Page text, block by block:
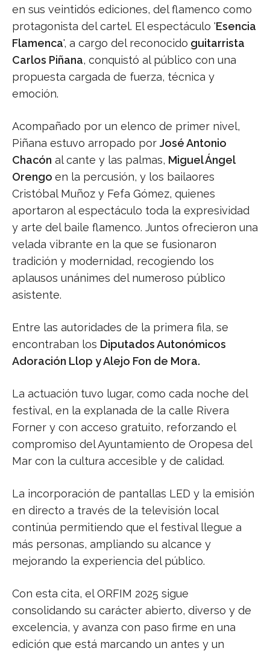
en sus veintidós ediciones, del flamenco como
protagonista del cartel. El espectáculo 'Esencia
Flamenca', a cargo del reconocido guitarrista
Carlos Piñana, conquistó al público con una
propuesta cargada de fuerza, técnica y
emoción.
Acompañado por un elenco de primer nivel,
Piñana estuvo arropado por José Antonio
Chacón al cante y las palmas, Miguel Ángel
Orengo en la percusión, y los bailaores
Cristóbal Muñoz y Fefa Gómez, quienes
aportaron al espectáculo toda la expresividad
y arte del baile flamenco. Juntos ofrecieron una
velada vibrante en la que se fusionaron
tradición y modernidad, recogiendo los
aplausos unánimes del numeroso público
asistente.
Entre las autoridades de la primera fila, se
encontraban los Diputados Autonómicos
Adoración Llop y Alejo Fon de Mora.
La actuación tuvo lugar, como cada noche del
festival, en la explanada de la calle Rivera
Forner y con acceso gratuito, reforzando el
compromiso del Ayuntamiento de Oropesa del
Mar con la cultura accesible y de calidad.
La incorporación de pantallas LED y la emisión
en directo a través de la televisión local
continúa permitiendo que el festival llegue a
más personas, ampliando su alcance y
mejorando la experiencia del público.
Con esta cita, el ORFIM 2025 sigue
consolidando su carácter abierto, diverso y de
excelencia, y avanza con paso firme en una
edición que está marcando un antes y un